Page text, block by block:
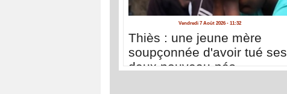
Vendredi 7 Août 2026 - 11:32
Thiès : une jeune mère
soupçonnée d'avoir tué ses
deux nouveau-nés